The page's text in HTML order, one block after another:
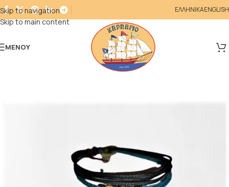
Skip to navigation
Skip to main content
ΕΛΛΗΝΙΚΑENGLISH
ΜΕΝΟΎ